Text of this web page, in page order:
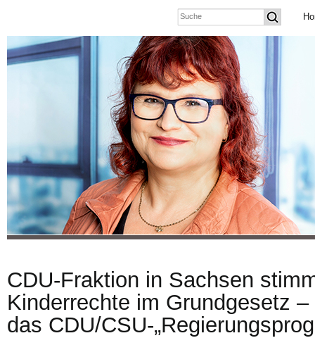
CDU-Fraktion in Sachsen
Kinderrechte im Grundgesetz
das CDU/CSU-